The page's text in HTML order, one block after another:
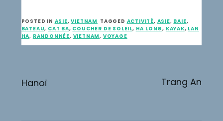
POSTED IN ASIE,VIETNAM TAGGED ACTIVITÉ, ASIE, BAIE,
BATEAU, CAT BA, COUCHER DE SOLEIL, HA LONG, KAYAK, LAN
HA, RANDONNÉE, VIETNAM, VOYAGE
Navigation
Hanoï Trang An